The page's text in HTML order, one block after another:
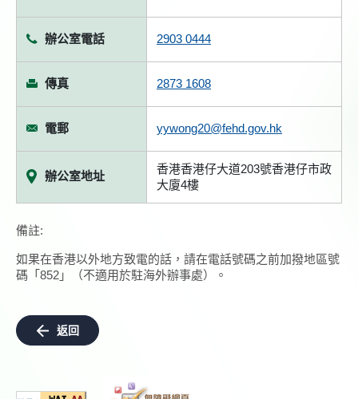
辦公室電話 2903 0444
傳真 2873 1608
電郵 yywong20@fehd.gov.hk
辦公室地址
香港香港仔大道203號香港仔市政
大廈4樓
備註:
如果在香港以外地方致電的話，請在電話號碼之前加撥地區號
碼「852」（不適用於駐海外辦事處）。
返回